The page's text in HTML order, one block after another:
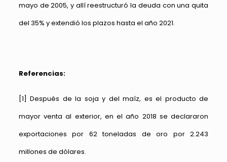
mayo de 2005, y allí reestructuró la deuda con una quita
del 35% y extendió los plazos hasta el año 2021.
Referencias:
[1]
Después de la soja y del maíz, es el producto de
mayor venta al exterior, en el año 2018 se declararon
exportaciones por 62 toneladas de oro por 2.243
millones de dólares.